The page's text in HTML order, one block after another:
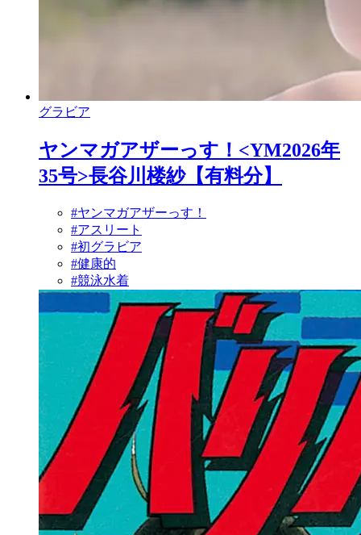
グラビア
ヤンマガアザーっす！<YM2026年
35号>長谷川楼紗【有料分】
#ヤンマガアザーっす！
#アスリート
#初グラビア
#健康的
#競泳水着